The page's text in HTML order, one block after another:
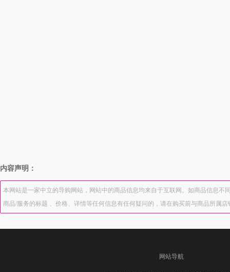
内容声明：
本网站是一家中立的导购网站，网站中的商品信息均来自于互联网。如商品信息
商品/服务的标题 、价格、详情等任何信息有任何疑问的，请在购买前与商品所属
网站导航